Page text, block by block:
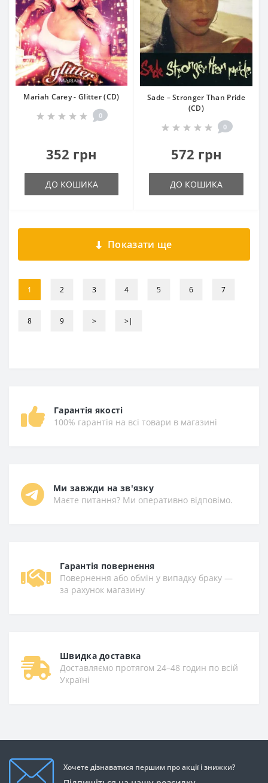
Mariah Carey - Glitter (CD)
0
352 грн
ДО КОШИКА
Sade – Stronger Than Pride
(CD)
0
572 грн
ДО КОШИКА
Показати ще
1 2 3 4 5 6 7
8 9 > >|
Гарантія якості
100% гарантія на всі товари в магазині
Ми завжди на зв'язку
Маєте питання? Ми оперативно відповімо.
Гарантiя повернення
Повернення або обмін у випадку браку —
за рахунок магазину
Швидка доставка
Доставляємо протягом 24–48 годин по всій
Україні
Хочете дізнаватися першим про акції і знижки?